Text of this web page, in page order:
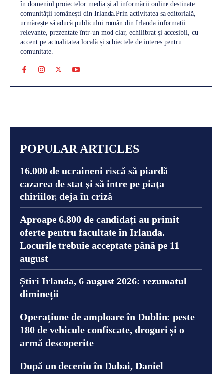
în domeniul proiectelor media și al informării online destinate
comunității românești din Irlanda.Prin activitatea sa editorială,
urmărește să aducă publicului român din Irlanda informații
relevante, prezentate într-un mod clar, echilibrat și accesibil, cu
accent pe actualitatea locală și subiectele de interes pentru
comunitate.
POPULAR ARTICLES
16.000 de ucraineni riscă să piardă
cazarea de stat și să intre pe piața
chiriilor, deja în criză
Aproape 6.800 de candidați au primit
oferte pentru facultate în Irlanda.
Locurile trebuie acceptate până pe 11
august
Știri Irlanda, 6 august 2026: rezumatul
dimineții
Operațiune de amploare în Dublin: peste
180 de vehicule confiscate, droguri și o
armă descoperite
După un deceniu în Dubai, Daniel